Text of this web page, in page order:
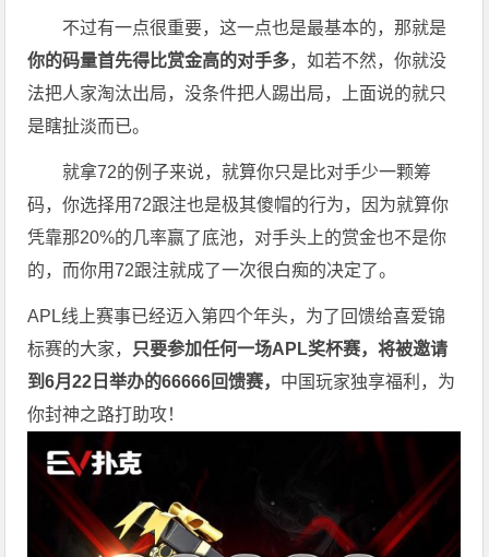
不过有一点很重要，这一点也是最基本的，那就是
你的码量首先得比赏金高的对手多，如若不然，你就没
法把人家淘汰出局，没条件把人踢出局，上面说的就只
是瞎扯淡而已。
就拿72的例子来说，就算你只是比对手少一颗筹
码，你选择用72跟注也是极其傻帽的行为，因为就算你
凭靠那20%的几率赢了底池，对手头上的赏金也不是你
的，而你用72跟注就成了一次很白痴的决定了。
APL线上赛事已经迈入第四个年头，为了回馈给喜爱锦
标赛的大家， 只要参加任何一场APL奖杯赛，将被邀请
到6月22日举办的66666回馈赛， 中国玩家独享福利，为
你封神之路打助攻！